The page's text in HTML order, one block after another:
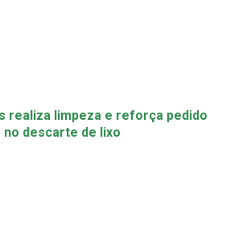
realiza limpeza e reforça pedido
descarte de lixo